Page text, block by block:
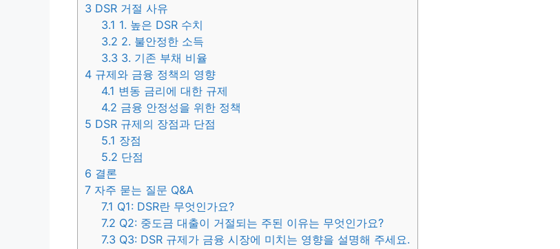
3 DSR 거절 사유
3.1 1. 높은 DSR 수치
3.2 2. 불안정한 소득
3.3 3. 기존 부채 비율
4 규제와 금융 정책의 영향
4.1 변동 금리에 대한 규제
4.2 금융 안정성을 위한 정책
5 DSR 규제의 장점과 단점
5.1 장점
5.2 단점
6 결론
7 자주 묻는 질문 Q&A
7.1 Q1: DSR란 무엇인가요?
7.2 Q2: 중도금 대출이 거절되는 주된 이유는 무엇인가요?
7.3 Q3: DSR 규제가 금융 시장에 미치는 영향을 설명해 주세요.